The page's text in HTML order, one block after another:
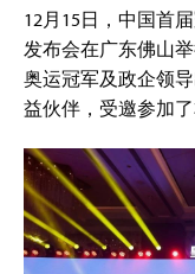
12月15日，中国首
发布会在广东佛山
奥运冠军及政企领
益伙伴，受邀参加了